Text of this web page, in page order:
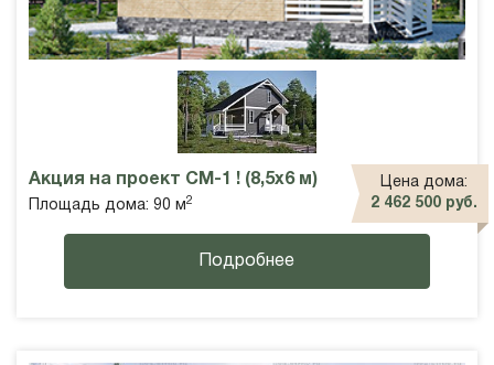
Акция на проект СМ-1 ! (8,5х6 м)
Площадь дома: 90 м 2
Цена дома:
2 462 500 руб.
Подробнее